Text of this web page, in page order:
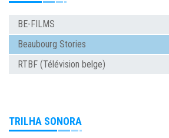
BE-FILMS
Beaubourg Stories
RTBF (Télévision belge)
TRILHA SONORA